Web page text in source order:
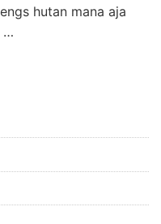
hutan mana aja
…